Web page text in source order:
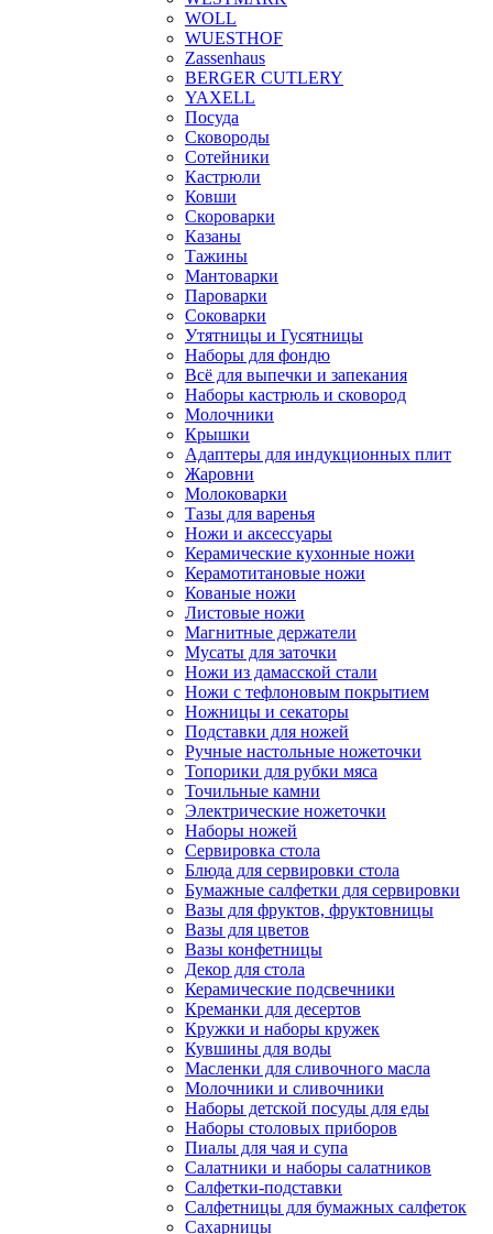
WOLL
WUESTHOF
Zassenhaus
BERGER CUTLERY
YAXELL
Посуда
Сковороды
Сотейники
Кастрюли
Ковши
Скороварки
Казаны
Тажины
Мантоварки
Пароварки
Соковарки
Утятницы и Гусятницы
Наборы для фондю
Всё для выпечки и запекания
Наборы кастрюль и сковород
Молочники
Крышки
Адаптеры для индукционных плит
Жаровни
Молоковарки
Тазы для варенья
Ножи и аксессуары
Керамические кухонные ножи
Керамотитановые ножи
Кованые ножи
Листовые ножи
Магнитные держатели
Мусаты для заточки
Ножи из дамасской стали
Ножи с тефлоновым покрытием
Ножницы и секаторы
Подставки для ножей
Ручные настольные ножеточки
Топорики для рубки мяса
Точильные камни
Электрические ножеточки
Наборы ножей
Сервировка стола
Блюда для сервировки стола
Бумажные салфетки для сервировки
Вазы для фруктов, фруктовницы
Вазы для цветов
Вазы конфетницы
Декор для стола
Керамические подсвечники
Креманки для десертов
Кружки и наборы кружек
Кувшины для воды
Масленки для сливочного масла
Молочники и сливочники
Наборы детской посуды для еды
Наборы столовых приборов
Пиалы для чая и супа
Салатники и наборы салатников
Салфетки-подставки
Салфетницы для бумажных салфеток
Сахарницы